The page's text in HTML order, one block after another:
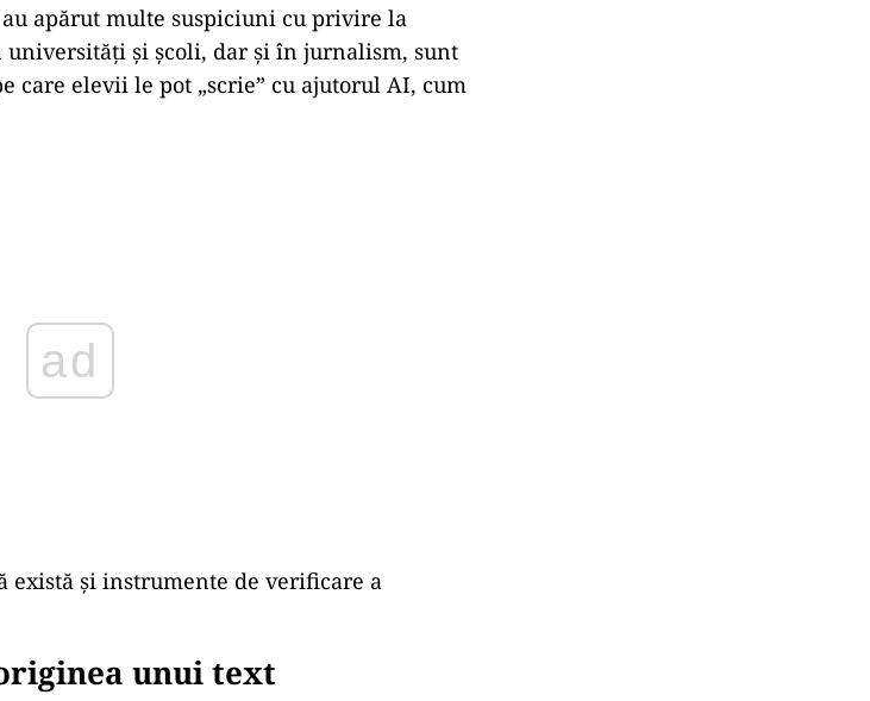
apărut multe suspiciuni cu privire la
și școli, dar și în jurnalism, sunt
elevii le pot „scrie” cu ajutorul AI, cum
există și instrumente de verificare a
unui text